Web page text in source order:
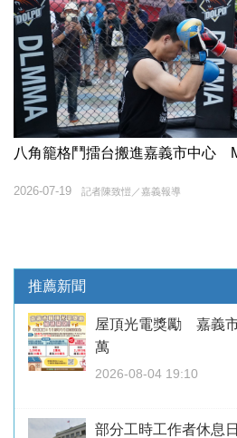
八角籠格鬥擂台搬進嘉義市中心
記者陳致愷／嘉義報導
2026-07-19
推薦新聞
屋頂光電獎勵 嘉義
萬
2026-08-04 19:10
部分工時工作者休息